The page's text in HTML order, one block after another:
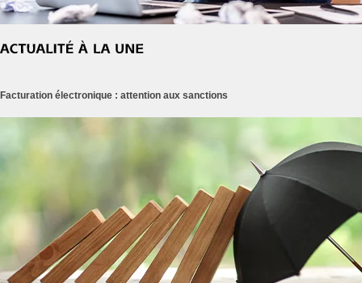
Facturation électronique : attention aux sanctions